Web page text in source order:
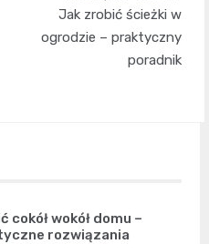
Jak zrobić ścieżki w
ogrodzie – praktyczny
poradnik
cokół wokół domu –
rozwiązania